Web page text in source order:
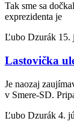
Tak sme sa
exprezidenta je
Ľubo Dzurák 15.
Lastovička
Je naozaj
v Smere-SD.
Ľubo Dzurák 4.